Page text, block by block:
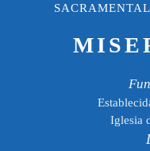
Iglesia